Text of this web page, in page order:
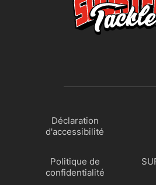
Déclaration
d'accessibilité
Politique de
confidentialité